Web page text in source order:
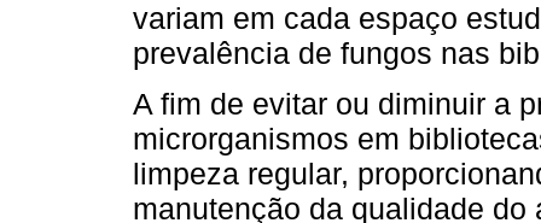
variam em cada espaço
prevalência de fungos nas
A fim de evitar ou diminuir a
microrganismos em
limpeza regular,
manutenção da qualidade